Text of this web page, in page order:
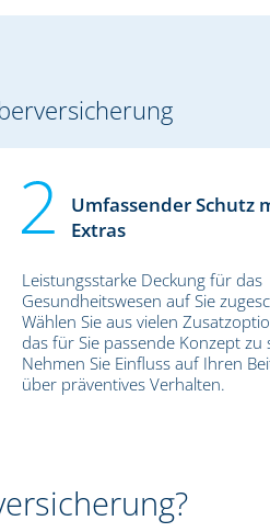
Umfassender Schutz
Extras
Leistungsstarke Deckung für das
Gesundheitswesen auf Sie
Wählen Sie aus vielen
das für Sie passende Konzept zu
Nehmen Sie Einfluss auf Ihren
über präventives Verhalten.